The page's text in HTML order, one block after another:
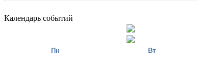
Календарь событий
Пн Вт